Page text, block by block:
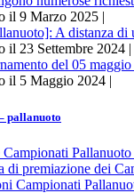
il 9 Marzo 2025 |
il 23 Settembre 2024 |
il 5 Maggio 2024 |
pallanuoto
di premiazione dei
Campionati